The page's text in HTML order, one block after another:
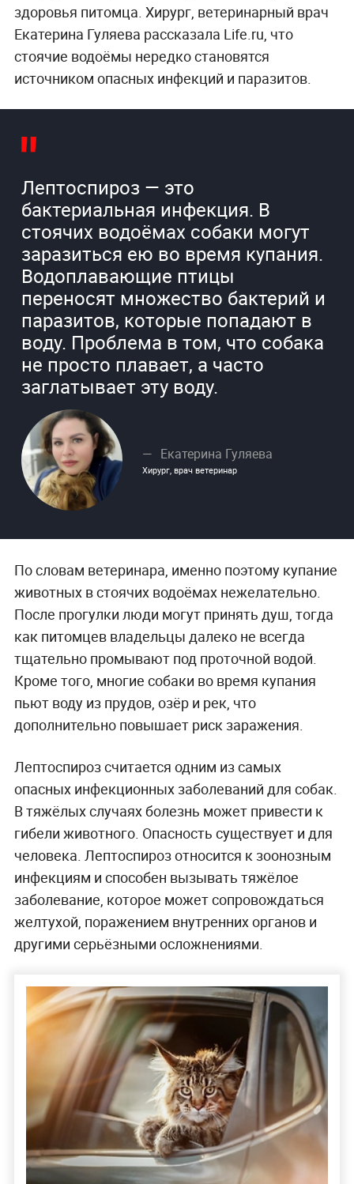
здоровья питомца. Хирург, ветеринарный врач
Екатерина Гуляева рассказала Life.ru, что
стоячие водоёмы нередко становятся
источником опасных инфекций и паразитов.
Лептоспироз — это
бактериальная инфекция. В
стоячих водоёмах собаки могут
заразиться ею во время купания.
Водоплавающие птицы
переносят множество бактерий и
паразитов, которые попадают в
воду. Проблема в том, что собака
не просто плавает, а часто
заглатывает эту воду.
Екатерина Гуляева
Хирург, врач ветеринар
По словам ветеринара, именно поэтому купание
животных в стоячих водоёмах нежелательно.
После прогулки люди могут принять душ, тогда
как питомцев владельцы далеко не всегда
тщательно промывают под проточной водой.
Кроме того, многие собаки во время купания
пьют воду из прудов, озёр и рек, что
дополнительно повышает риск заражения.
Лептоспироз считается одним из самых
опасных инфекционных заболеваний для собак.
В тяжёлых случаях болезнь может привести к
гибели животного. Опасность существует и для
человека. Лептоспироз относится к зоонозным
инфекциям и способен вызывать тяжёлое
заболевание, которое может сопровождаться
желтухой, поражением внутренних органов и
другими серьёзными осложнениями.